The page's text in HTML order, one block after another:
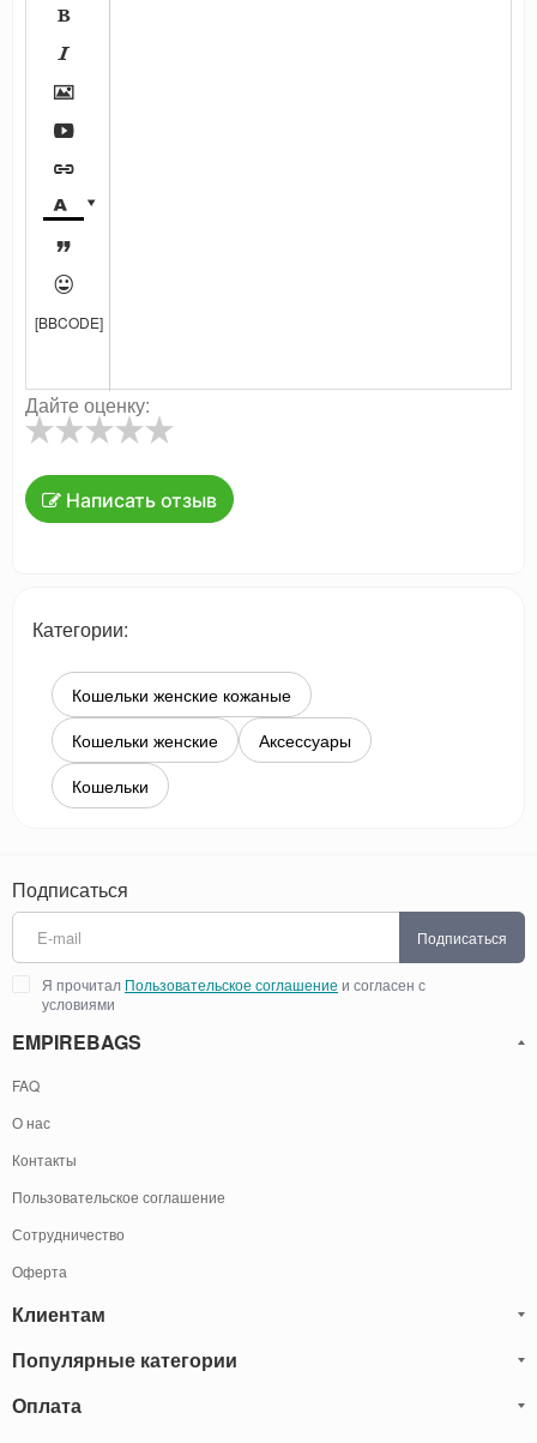









[BBCODE]
Дайте оценку:
Написать отзыв
Категории:
Кошельки женские кожаные
Кошельки женские
Аксессуары
Кошельки
Подписаться
Подписаться
Я прочитал Пользовательское соглашение и согласен с
условиями
EMPIREBAGS
FAQ
О нас
Контакты
Пользовательское соглашение
Сотрудничество
Оферта
Клиентам
Блог
Обмен и Возврат
Популярные категории
Мужские кожаные сумки
Оплата